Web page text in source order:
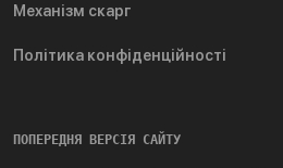
Механізм скарг
Політика конфіденційності
ПОПЕРЕДНЯ ВЕРСІЯ САЙТУ